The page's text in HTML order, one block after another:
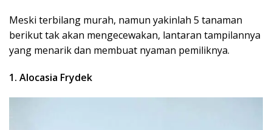
Meski terbilang murah, namun yakinlah 5 tanaman
berikut tak akan mengecewakan, lantaran tampilannya
yang menarik dan membuat nyaman pemiliknya.
1. Alocasia Frydek